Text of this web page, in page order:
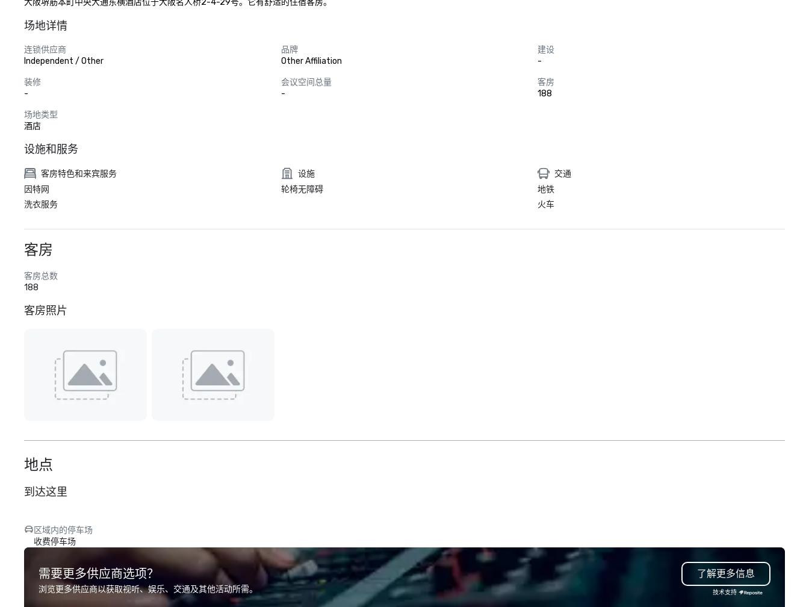
大阪堺筋本町中央大通东横酒店位于大阪名人桥2-4-29号。它有舒适的住宿客房。
场地详情
连锁供应商
Independent / Other
品牌
Other Affiliation
建设
-
装修
-
会议空间总量
-
客房
188
场地类型
酒店
设施和服务
客房特色和来宾服务
因特网
洗衣服务
设施
轮椅无障碍
交通
地铁
火车
客房
客房总数
188
客房照片
地点
到达这里
区域内的停车场
收费停车场
需要更多供应商选项？
浏览更多供应商以获取视听、娱乐、交通及其他活动所需。
了解更多信息
技术支持